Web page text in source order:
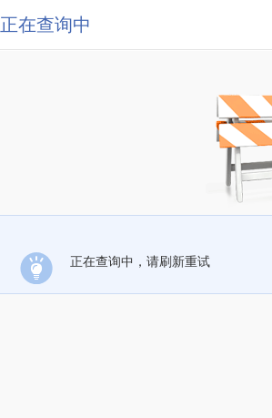
正在查询中
正在查询中，请刷新重试